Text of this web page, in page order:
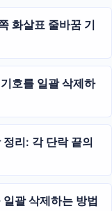
화살표 줄바꿈 기
호를 일괄 삭제하
리: 각 단락 끝의
괄 삭제하는 방법